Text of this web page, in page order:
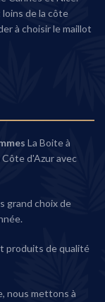
de la côte
à choisir le maillot
La Boite à
d'Azur avec
grand choix de
produits de qualité
nous mettons à